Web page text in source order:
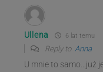
Ullena 6 lat temu
Reply to Anna
U mnie to samo…już